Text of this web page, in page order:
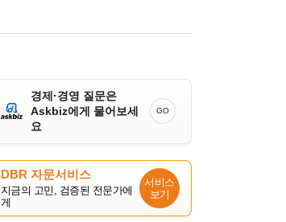
경제·경영 질문은
Askbiz에게 물어보세
요
GO
DBR 자문서비스
지금의 고민, 검증된 전문가에
게
서비스
보기